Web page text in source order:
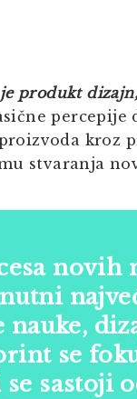
je produkt
kroz
stvaranja
se
se sastoji